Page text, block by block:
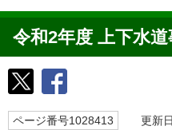
令和2年度 上下水
ページ番号1028413 更新日